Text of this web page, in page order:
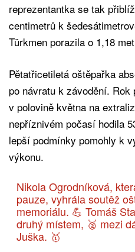
reprezentantka se tak
centimetrů k
Türkmen porazila o 1,18
Pětatřicetiletá oštěpařka
po návratu k závodění. Rok
v polovině května na
nepříznivém počasí hodila
lepší podmínky pomohly k
výkonu.
Nikola Ogrodníková,
pauze, vyhrála soutěž
memoriálu. 💪 Tomáš
druhý místem, 🥈 mezi
Juška. 🥇